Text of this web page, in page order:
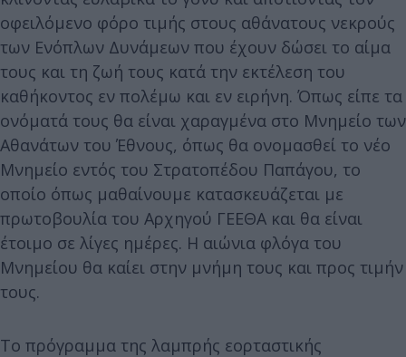
οφειλόμενο φόρο τιμής στους αθάνατους νεκρούς
των Ενόπλων Δυνάμεων που έχουν δώσει το αίμα
τους και τη ζωή τους κατά την εκτέλεση του
καθήκοντος εν πολέμω και εν ειρήνη. Όπως είπε τα
ονόματά τους θα είναι χαραγμένα στο Μνημείο των
Αθανάτων του Έθνους, όπως θα ονομασθεί το νέο
Μνημείο εντός του Στρατοπέδου Παπάγου, το
οποίο όπως μαθαίνουμε κατασκευάζεται με
πρωτοβουλία του Αρχηγού ΓΕΕΘΑ και θα είναι
έτοιμο σε λίγες ημέρες. Η αιώνια φλόγα του
Μνημείου θα καίει στην μνήμη τους και προς τιμήν
τους.
Το πρόγραμμα της λαμπρής εορταστικής